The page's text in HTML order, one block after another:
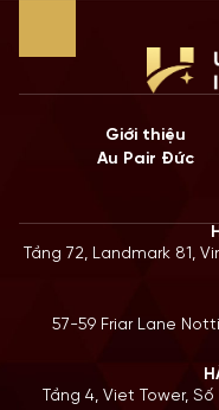
Giới thiệu
Au Pair Đức
Tầng 72, Landmark 81,
57-59 Friar Lane
Tầng 4, Viet Tower,